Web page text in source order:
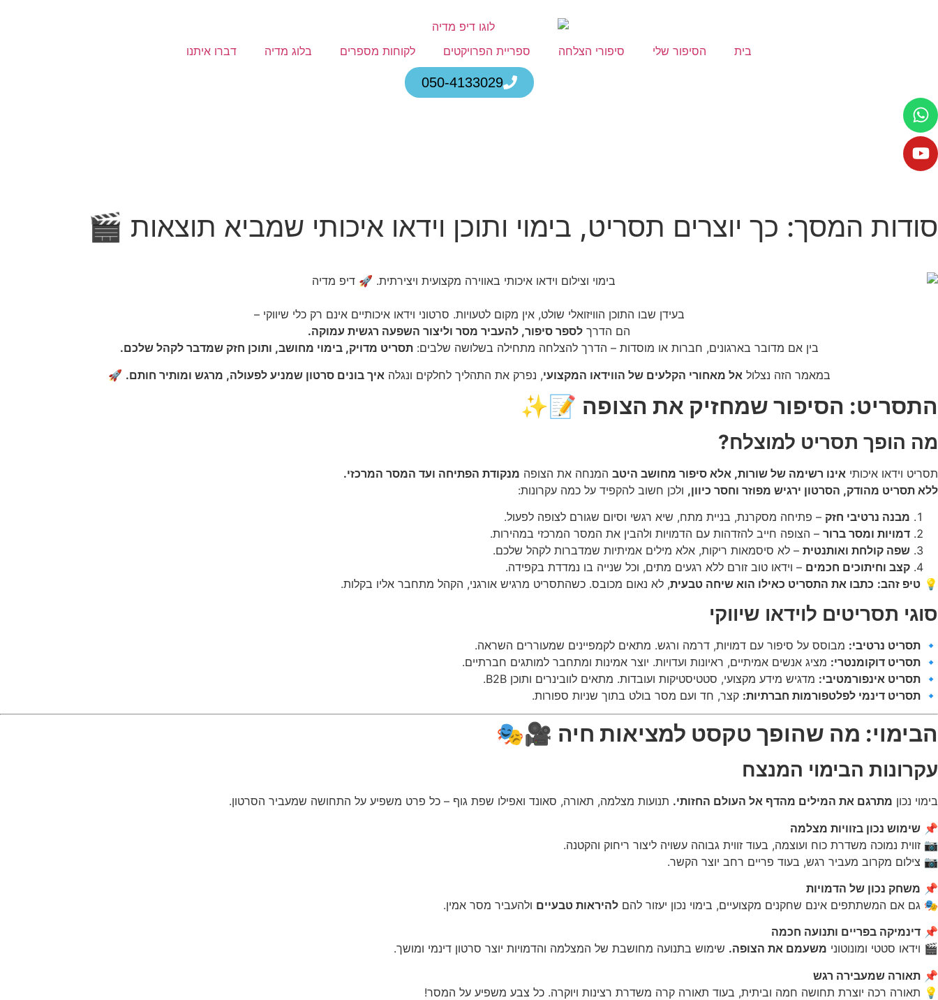
בית הסיפור שלי סיפורי הצלחה ספריית הפרויקטים לקוחות מספרים בלוג מדיה דברו איתנו
050-4133029
סודות המסך: כך יוצרים תסריט, בימוי ותוכן וידאו איכותי שמביא תוצאות 🎬
בעידן שבו התוכן הוויזואלי שולט, אין מקום לטעויות. סרטוני וידאו איכותיים אינם רק כלי שיווקי –
הם הדרך לספר סיפור, להעביר מסר וליצור השפעה רגשית עמוקה.
בין אם מדובר בארגונים, חברות או מוסדות – הדרך להצלחה מתחילה בשלושה שלבים:תסריט מדויק, בימוי מחושב, ותוכן חזק שמדבר לקהל שלכם.
במאמר הזה נצלול אל מאחורי הקלעים של הווידאו המקצועי, נפרק את התהליך לחלקים ונגלה איך בונים סרטון שמניע לפעולה, מרגש ומותיר חותם. 🚀
התסריט: הסיפור שמחזיק את הצופה 📝✨
מה הופך תסריט למוצלח?
תסריט וידאו איכותי אינו רשימה של שורות, אלא סיפור מחושב היטב המנחה את הצופה מנקודת הפתיחה ועד המסר המרכזי.
ללא תסריט מהודק, הסרטון ירגיש מפוזר וחסר כיוון, ולכן חשוב להקפיד על כמה עקרונות:
מבנה נרטיבי חזק – פתיחה מסקרנת, בניית מתח, שיא רגשי וסיום שגורם לצופה לפעול.
דמויות ומסר ברור – הצופה חייב להזדהות עם הדמויות ולהבין את המסר המרכזי במהירות.
שפה קולחת ואותנטית – לא סיסמאות ריקות, אלא מילים אמיתיות שמדברות לקהל שלכם.
קצב וחיתוכים חכמים – וידאו טוב זורם ללא רגעים מתים, וכל שנייה בו נמדדת בקפידה.
💡 טיפ זהב: כתבו את התסריט כאילו הוא שיחה טבעית, לא נאום מכובס. כשהתסריט מרגיש אורגני, הקהל מתחבר אליו בקלות.
סוגי תסריטים לוידאו שיווקי
🔹 תסריט נרטיבי: מבוסס על סיפור עם דמויות, דרמה ורגש. מתאים לקמפיינים שמעוררים השראה.
🔹 תסריט דוקומנטרי: מציג אנשים אמיתיים, ראיונות ועדויות. יוצר אמינות ומתחבר למותגים חברתיים.
🔹 תסריט אינפורמטיבי: מדגיש מידע מקצועי, סטטיסטיקות ועובדות. מתאים לוובינרים ותוכן B2B.
🔹 תסריט דינמי לפלטפורמות חברתיות: קצר, חד ועם מסר בולט בתוך שניות ספורות.
הבימוי: מה שהופך טקסט למציאות חיה 🎥🎭
עקרונות הבימוי המנצח
בימוי נכון מתרגם את המילים מהדף אל העולם החזותי. תנועות מצלמה, תאורה, סאונד ואפילו שפת גוף – כל פרט משפיע על התחושה שמעביר הסרטון.
📌 שימוש נכון בזוויות מצלמה
📷 זווית נמוכה משדרת כוח ועוצמה, בעוד זווית גבוהה עשויה ליצור ריחוק והקטנה.
📷 צילום מקרוב מעביר רגש, בעוד פריים רחב יוצר הקשר.
📌 משחק נכון של הדמויות
🎭 גם אם המשתתפים אינם שחקנים מקצועיים, בימוי נכון יעזור להם להיראות טבעיים ולהעביר מסר אמין.
📌 דינמיקה בפריים ותנועה חכמה
🎬 וידאו סטטי ומונוטוני משעמם את הצופה. שימוש בתנועה מחושבת של המצלמה והדמויות יוצר סרטון דינמי ומושך.
📌 תאורה שמעבירה רגש
💡 תאורה רכה יוצרת תחושה חמה וביתית, בעוד תאורה קרה משדרת רצינות ויוקרה. כל צבע משפיע על המסר!